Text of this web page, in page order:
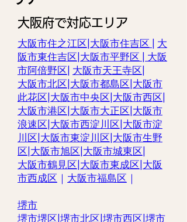
大阪府で対応エリア
大阪市住之江区| 大阪市住吉区 |
大
阪市東住吉区 大阪市平野区
大阪
市阿倍野区 大阪市天王寺区
大阪市北区 大阪市都島区 大阪市
此花区 大阪市中央区 大阪市西区
大阪市港区 大阪市大正区 大阪市
浪速区 大阪市西淀川区 大阪市淀
川区 大阪市東淀川区 大阪市生野
区 大阪市旭区 大阪市城東区
大阪市鶴見区 大阪市東成区 大阪
市西成区 ｜ 大阪市福島区 ｜
堺市
堺市堺区 堺市北区 堺市西区 堺市